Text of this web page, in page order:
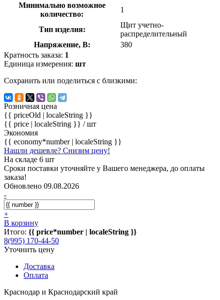
Минимально возможное
количество:
1
Тип изделия:
Щит учетно-
распределительный
Напряжение, В:
380
Кратность заказа: 1
Единица измерения: шт
Сохранить или поделиться с близкими:
Розничная цена
{{ priceOld | localeString }}
{{ price | localeString }} / шт
Экономия
{{ economy*number | localeString }}
Нашли дешевле? Снизим цену!
На складе 6 шт
Сроки поставки уточняйте у Вашего менеджера, до оплаты
заказа!
Обновлено 09.08.2026
-
+
В корзину
Итого: {{ price*number | localeString }}
8(995) 170-44-50
Уточнить цену
Доставка
Оплата
Краснодар и Краснодарский край